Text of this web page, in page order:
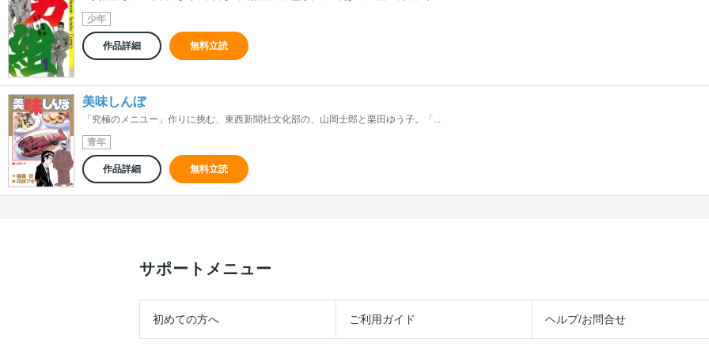
少年
作品詳細 無料立読
美味しんぼ
「究極のメニユー」作りに挑む、東西新聞社文化部の、山岡士郎と栗田ゆう子。「...
青年
作品詳細 無料立読
サポートメニュー
初めての方へ ご利用ガイド ヘルプ/お問合せ